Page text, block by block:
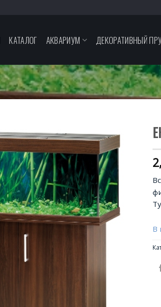
КАТАЛОГ АКВАРИУМ ДЕКОРАТИВНЫЙ
В
избранное
В